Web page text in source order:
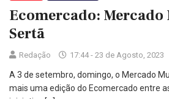
Ecomercado:
Sertã
Redação 17:44 - 23 de Agosto, 2023
A 3 de setembro, domingo, o Mercado
mais uma edição do Ecomercado entre